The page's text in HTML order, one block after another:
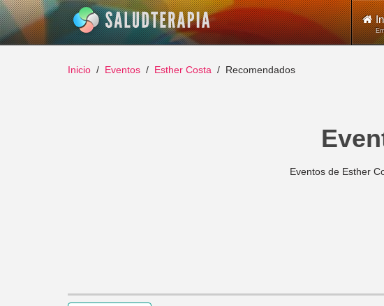
Inicio Eventos Esther Costa Recomendados
Eventos de Esther